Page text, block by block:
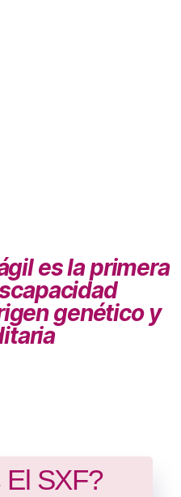
es la primera
genético y
SXF?